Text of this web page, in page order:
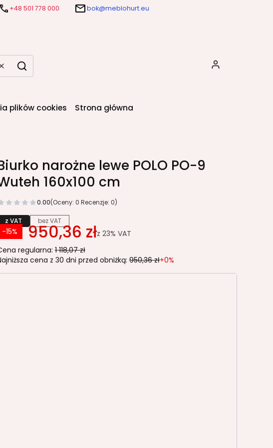
+48 501 778 000 bok@meblohurt.eu
WyczyśćSzukaj
plików cookies Strona główna
narożne lewe POLO PO-9
160x100 cm
0.00(Oceny: 0 Recenzje: 0)
z VAT bez VAT
950,36 złz 23% VAT
regularna: 1 118,07 zł
-15%
cena z 30 dni przed obniżką: 950,36 zł+0%